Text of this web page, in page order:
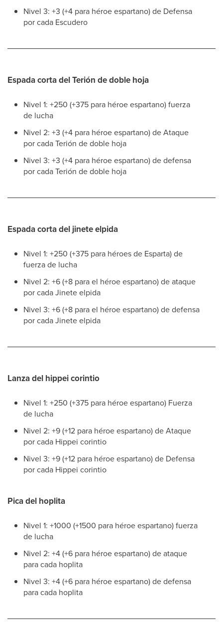
Nivel 3: +3 (+4 para héroe espartano) de Defensa
por cada Escudero
Espada corta del Terión de doble hoja
Nivel 1: +250 (+375 para héroe espartano) fuerza
de lucha
Nivel 2: +3 (+4 para héroe espartano) de Ataque
por cada Terión de doble hoja
Nivel 3: +3 (+4 para héroe espartano) de defensa
por cada Terión de doble hoja
Espada corta del jinete elpida
Nivel 1: +250 (+375 para héroes de Esparta) de
fuerza de lucha
Nivel 2: +6 (+8 para el héroe espartano) de ataque
por cada Jinete elpida
Nivel 3: +6 (+8 para el héroe espartano) de defensa
por cada Jinete elpida
Lanza del hippei corintio
Nivel 1: +250 (+375 para héroe espartano) Fuerza
de lucha
Nivel 2: +9 (+12 para héroe espartano) de Ataque
por cada Hippei corintio
Nivel 3: +9 (+12 para héroe espartano) de Defensa
por cada Hippei corintio
Pica del hoplita
Nivel 1: +1000 (+1500 para héroe espartano) fuerza
de lucha
Nivel 2: +4 (+6 para héroe espartano) de ataque
para cada hoplita
Nivel 3: +4 (+6 para héroe espartano) de defensa
para cada hoplita